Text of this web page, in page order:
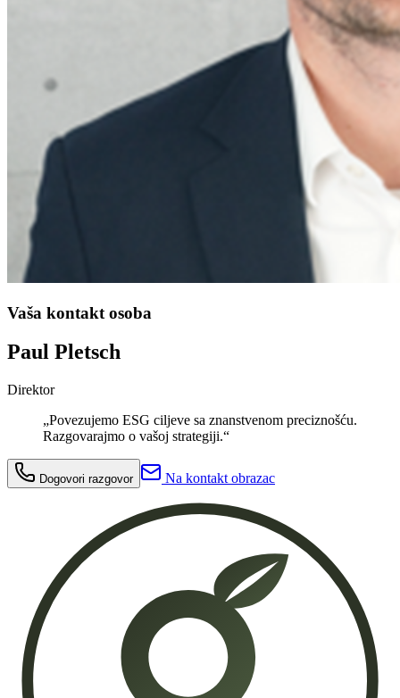
Vaša kontakt osoba
Paul Pletsch
Direktor
„Povezujemo ESG ciljeve sa znanstvenom preciznošću.
Razgovarajmo o vašoj strategiji.“
Dogovori razgovor Na kontakt obrazac